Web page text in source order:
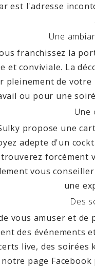
est l'adresse
Une
franchissez la
et conviviale. La
pleinement de votre
ou pour une
Une
propose une
adepte d'un
forcément
vous
une
Des
vous amuser et
des événements
live, des
notre page